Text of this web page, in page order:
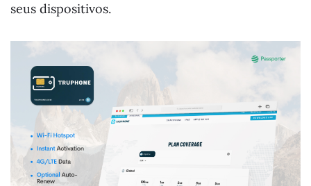
seus dispositivos.